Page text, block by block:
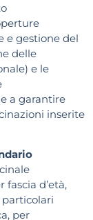
e gestione del
delle
e le
a garantire
inserite
d’età,
per